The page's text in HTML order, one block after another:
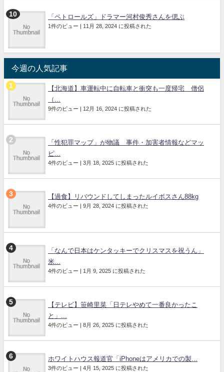
「ペトロールズ」ドラマー河村俊秀さんを偲ぶ
1件のビュー | 11月 28, 2024 に投稿された
今週の人気記事
【北海道】車運転中に自転車と衝突も一度帰宅 僧侶
（...
9件のビュー | 12月 16, 2024 に投稿された
「性犯罪マップ」が物議 事件・加害者情報などマッ
ピ...
4件のビュー | 3月 18, 2025 に投稿された
【過食】リバウンドしてしまったルイボスさん88kg
4件のビュー | 9月 28, 2024 に投稿された
「なんで日本はケンタッキーでクリスマスを祝うん」
米...
4件のビュー | 1月 9, 2025 に投稿された
【テレビ】笹崎里菜「日テレやめて一番良かったこ
と」...
4件のビュー | 8月 26, 2025 に投稿された
ホワイトハウス報道官「iPhoneはアメリカでの製...
3件のビュー | 4月 15, 2025 に投稿された